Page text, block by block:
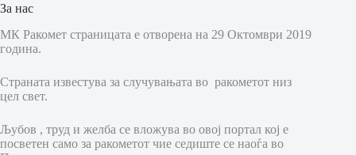
За нас
МК Ракомет страницата е отворена на 29 Октомври 2019
година.
Страната известува за случувањата во ракометот низ
цел свет.
Љубов , труд и желба се вложува во овој портал кој е
посветен само за ракометот чие седиште се наоѓа во